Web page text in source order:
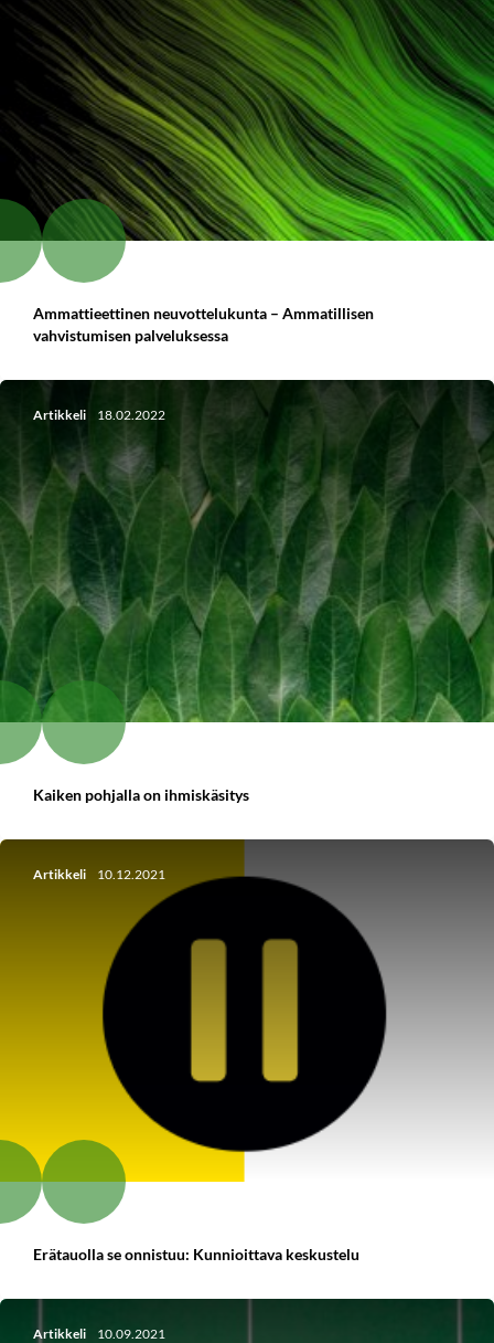
Ammattieettinen neuvottelukunta – Ammatillisen
vahvistumisen palveluksessa
Artikkeli 18.02.2022
Kaiken pohjalla on ihmiskäsitys
Artikkeli 10.12.2021
Erätauolla se onnistuu: Kunnioittava keskustelu
Artikkeli 10.09.2021